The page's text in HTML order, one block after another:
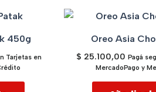
450g
Tarjetas en
Oreo Asia
$ 25.100,00 Pagá
MercadoPago y